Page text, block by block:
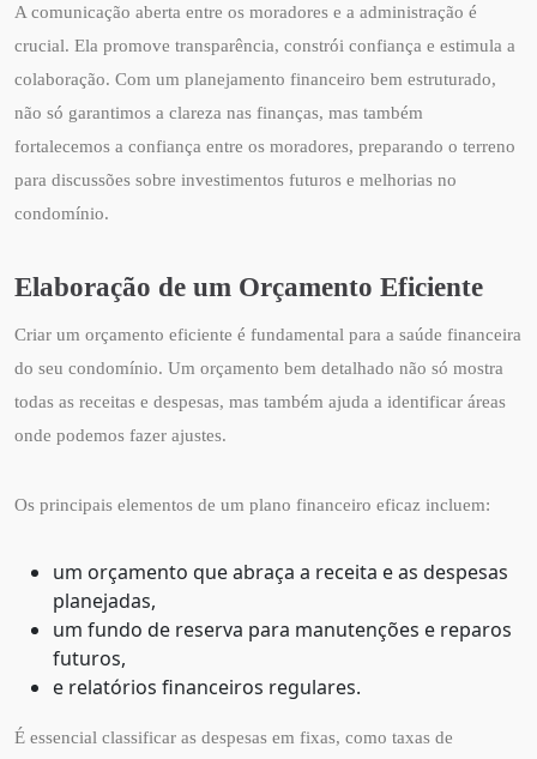
A comunicação aberta entre os moradores e a administração é
crucial. Ela promove transparência, constrói confiança e estimula a
colaboração. Com um planejamento financeiro bem estruturado,
não só garantimos a clareza nas finanças, mas também
fortalecemos a confiança entre os moradores, preparando o terreno
para discussões sobre investimentos futuros e melhorias no
condomínio.
Elaboração de um Orçamento Eficiente
Criar um orçamento eficiente é fundamental para a saúde financeira
do seu condomínio. Um orçamento bem detalhado não só mostra
todas as receitas e despesas, mas também ajuda a identificar áreas
onde podemos fazer ajustes.
Os principais elementos de um plano financeiro eficaz incluem:
um orçamento que abraça a receita e as despesas
planejadas,
um fundo de reserva para manutenções e reparos
futuros,
e relatórios financeiros regulares.
É essencial classificar as despesas em fixas, como taxas de